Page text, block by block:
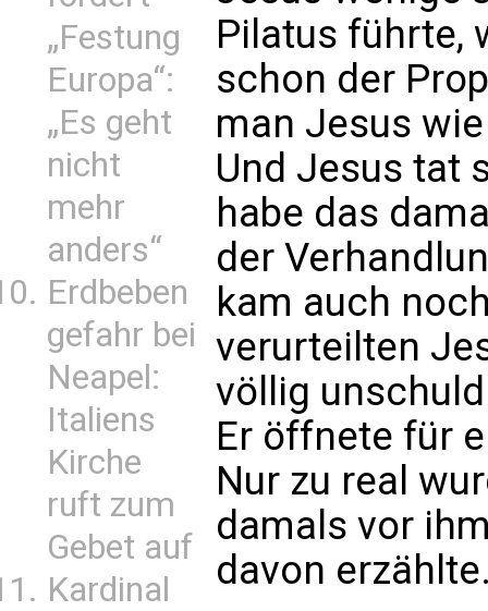
„Festung
Europa“:
„Es geht
nicht
mehr
anders“
Erdbeben
gefahr bei
Neapel:
Italiens
Kirche
ruft zum
Gebet auf
Kardinal
Pilatus führte,
schon der
man Jesus
Und Jesus tat
habe das
der
kam auch
verurteilten
völlig
Er öffnete für
Nur zu real
damals vor
davon